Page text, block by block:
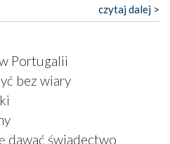
co wspólnego z żywą,
płaskie, szare bunkry albo
przypomina bardziej
co powiedzieć o ustawionym
wielkim krzyżu, na którym
dziwaczną postać jakby
W kulturowym
raczej karykatura niż godny
czytaj dalej >
Portugalii
bez wiary
dawać świadectwo